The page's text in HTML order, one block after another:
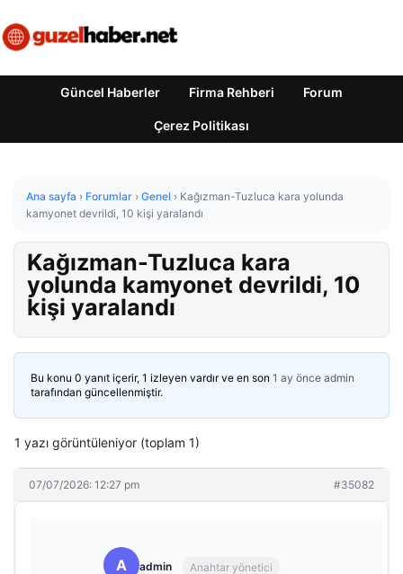
Güncel Haberler Firma Rehberi Forum
Çerez Politikası
Ana sayfa › Forumlar › Genel › Kağızman-Tuzluca kara yolunda
kamyonet devrildi, 10 kişi yaralandı
Kağızman-Tuzluca kara
yolunda kamyonet devrildi, 10
kişi yaralandı
Bu konu 0 yanıt içerir, 1 izleyen vardır ve en son 1 ay önce admin
tarafından güncellenmiştir.
1 yazı görüntüleniyor (toplam 1)
07/07/2026: 12:27 pm #35082
A admin Anahtar yönetici